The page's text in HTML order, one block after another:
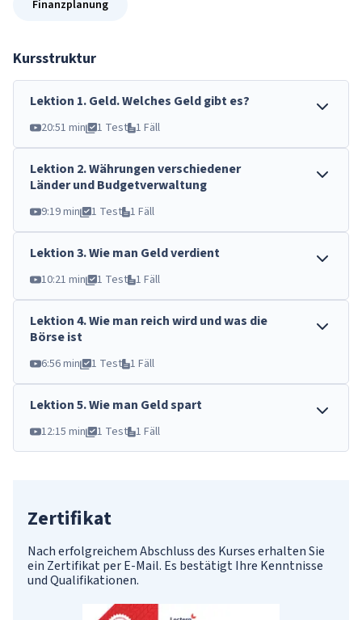
Finanzplanung
Kursstruktur
Lektion 1.Geld. Welches Geld gibt es?
20:51 min 1 Test 1 Fäll
Lektion 2.Währungen verschiedener
Länder und Budgetverwaltung
9:19 min 1 Test 1 Fäll
Lektion3.Wie man Geld verdient
10:21 min 1 Test 1 Fäll
Lektion4.Wie man reich wird und was die
Börse ist
6:56 min 1 Test 1 Fäll
Lektion5.Wie man Geld spart
12:15 min 1 Test 1 Fäll
Zertifikat
Nach erfolgreichem Abschluss des Kurses erhalten Sie
ein Zertifikat per E-Mail. Es bestätigt Ihre Kenntnisse
und Qualifikationen.